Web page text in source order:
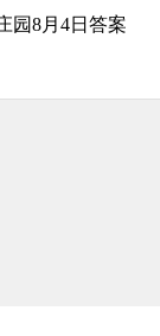
园8月4日答案